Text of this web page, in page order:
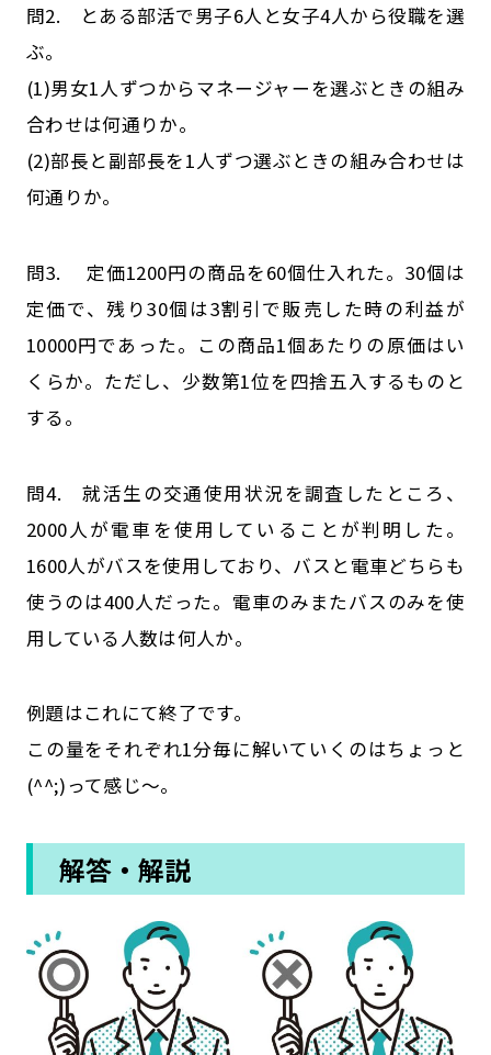
問2. とある部活で男子6人と女子4人から役職を選
ぶ。
(1)男女1人ずつからマネージャーを選ぶときの組み
合わせは何通りか。
(2)部長と副部長を1人ずつ選ぶときの組み合わせは
何通りか。
問3. 定価1200円の商品を60個仕入れた。30個は
定価で、残り30個は3割引で販売した時の利益が
10000円であった。この商品1個あたりの原価はい
くらか。ただし、少数第1位を四捨五入するものと
する。
問4. 就活生の交通使用状況を調査したところ、
2000人が電車を使用していることが判明した。
1600人がバスを使用しており、バスと電車どちらも
使うのは400人だった。電車のみまたバスのみを使
用している人数は何人か。
例題はこれにて終了です。
この量をそれぞれ1分毎に解いていくのはちょっと
(^^;)って感じ～。
解答・解説